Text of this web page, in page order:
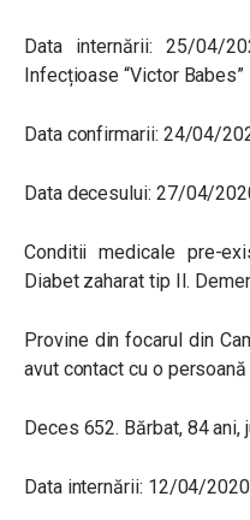
Data internării: 25/04/
Infecțioase “Victor
Data confirmarii: 24/04/
Data decesului: 27/04/
Conditii medicale pre-
Diabet zaharat tip II.
Provine din focarul din
avut contact cu o
Deces 652. Bărbat, 84 ani,
Data internării: 12/04/